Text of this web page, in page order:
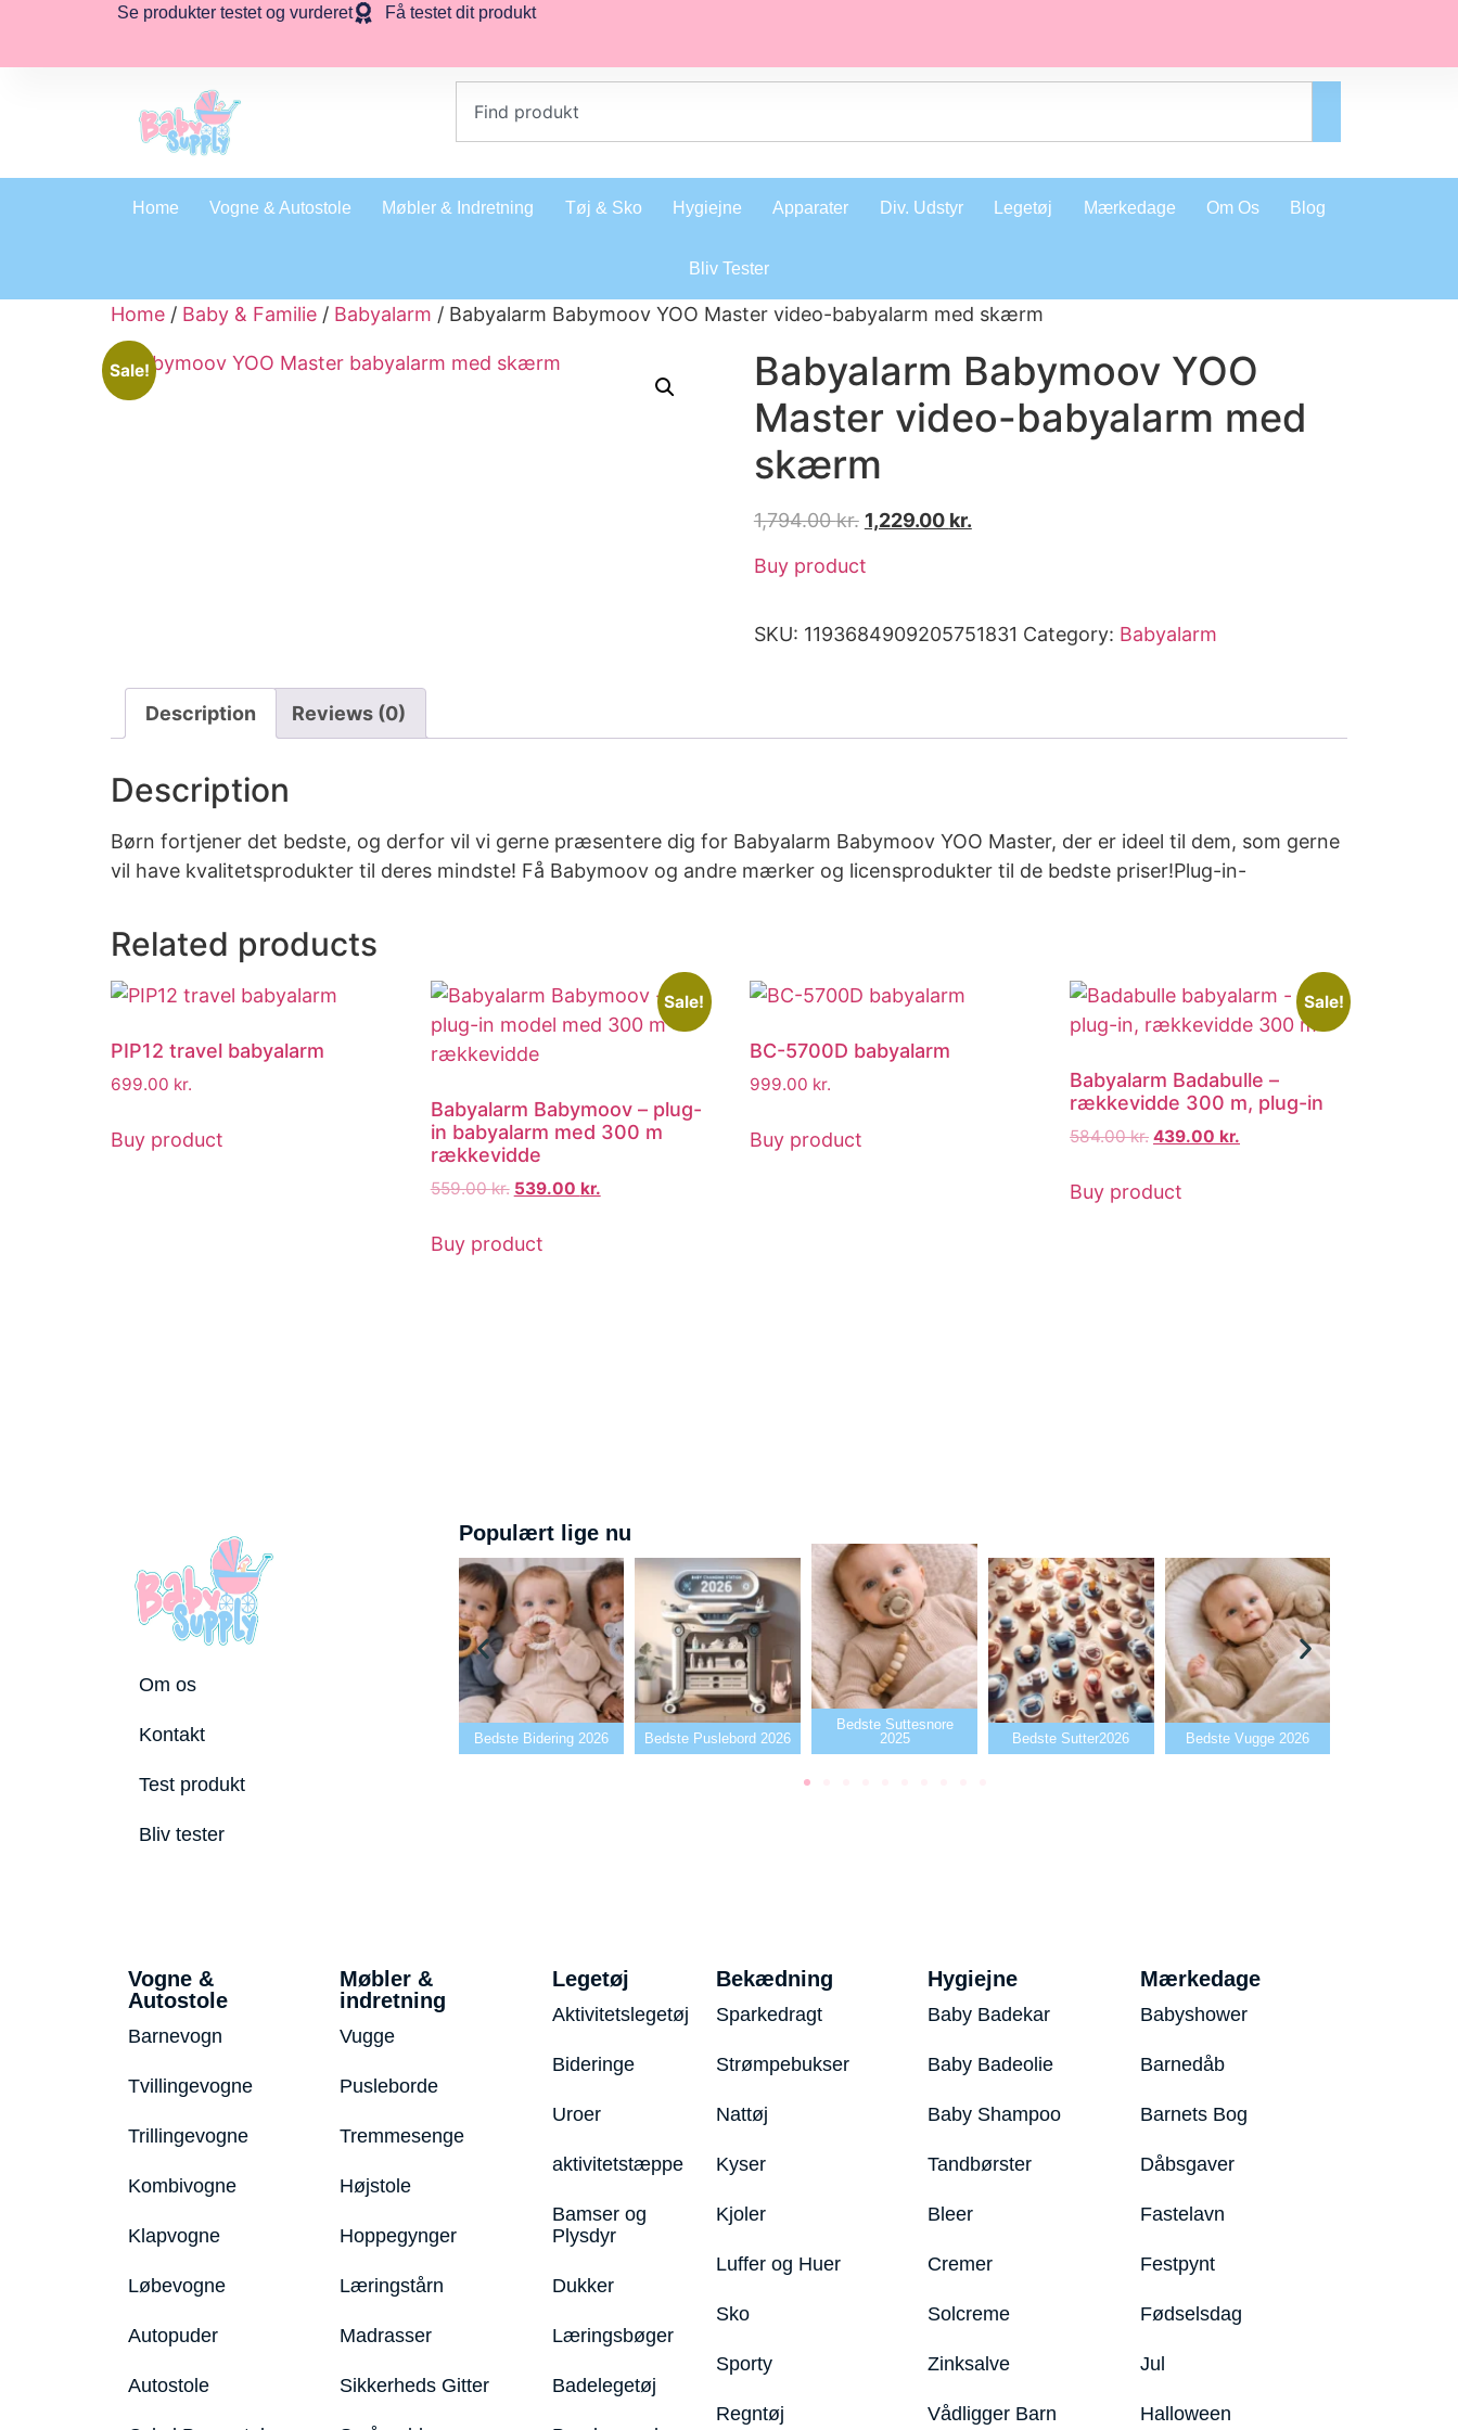
Se produkter testet og vurderet Få testet dit produkt
Home Vogne & Autostole Møbler & Indretning Tøj & Sko Hygiejne Apparater Div. Udstyr Legetøj Mærkedage Om Os Blog
Bliv Tester
Home / Baby & Familie / Babyalarm / Babyalarm Babymoov YOO Master video-babyalarm med skærm
Sale!
Babyalarm Babymoov YOO
Master video-babyalarm med
skærm
1,794.00kr. 1,229.00 kr.
Buy product
SKU: 1193684909205751831 Category: Babyalarm
Description Reviews (0)
Description
Børn fortjener det bedste, og derfor vil vi gerne præsentere dig for Babyalarm Babymoov YOO Master, der er ideel til dem, som gerne
vil have kvalitetsprodukter til deres mindste! Få Babymoov og andre mærker og licensprodukter til de bedste priser!Plug-in-
Related products
PIP12 travel babyalarm
699.00 kr.
Buy product
Sale!
Babyalarm Babymoov – plug-
in babyalarm med 300 m
rækkevidde
559.00kr. 539.00 kr.
Buy product
BC-5700D babyalarm
999.00 kr.
Buy product
Sale!
Babyalarm Badabulle –
rækkevidde 300 m, plug-in
584.00kr. 439.00 kr.
Buy product
Om os
Kontakt
Test produkt
Bliv tester
Populært lige nu
Bedste tremmeseng
2026
Bedste Bidering 2026 Bedste Puslebord 2026
Bedste Suttesnore
2025
Bedste Sutter2026 Bedste Vugge 2026
Vogne &
Autostole
Barnevogn
Tvillingevogne
Trillingevogne
Kombivogne
Klapvogne
Løbevogne
Autopuder
Autostole
Møbler &
indretning
Vugge
Pusleborde
Tremmesenge
Højstole
Hoppegynger
Læringstårn
Madrasser
Sikkerheds Gitter
Legetøj
Aktivitetslegetøj
Bideringe
Uroer
aktivitetstæppe
Bamser og
Plysdyr
Dukker
Læringsbøger
Badelegetøj
Bekædning
Sparkedragt
Strømpebukser
Nattøj
Kyser
Kjoler
Luffer og Huer
Sko
Sporty
Regntøj
Hygiejne
Baby Badekar
Baby Badeolie
Baby Shampoo
Tandbørster
Bleer
Cremer
Solcreme
Zinksalve
Vådligger Barn
Mærkedage
Babyshower
Barnedåb
Barnets Bog
Dåbsgaver
Fastelavn
Festpynt
Fødselsdag
Jul
Halloween